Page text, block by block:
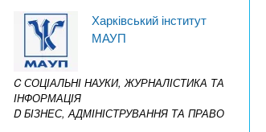
Харківський інститут
МАУП
C СОЦІАЛЬНІ НАУКИ, ЖУРНАЛІСТИКА ТА
ІНФОРМАЦІЯ
D БІЗНЕС, АДМІНІСТРУВАННЯ ТА ПРАВО